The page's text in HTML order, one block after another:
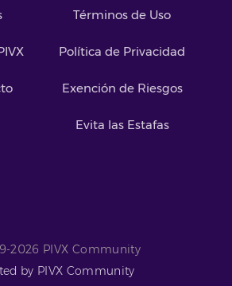
Términos de Uso
Política de Privacidad
Exención de Riesgos
Evita las Estafas
2026 PIVX Community
by PIVX Community